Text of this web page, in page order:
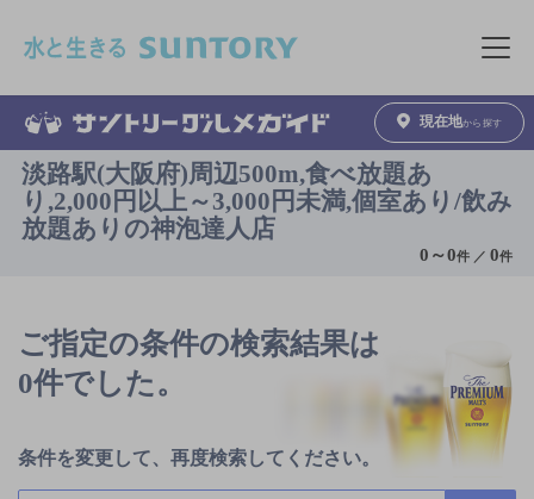
メニュ
現在地から探す
淡路駅(大阪府)周辺500m,食べ放題あ
り,2,000円以上～3,000円未満,個室あり/飲み
放題ありの神泡達人店
0 ～0件 ／0件
ご指定の条件の検索結果は
0件でした。
条件を変更して、再度検索してください。